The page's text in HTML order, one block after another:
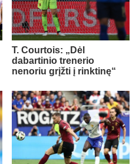
T. Courtois: „Dėl
dabartinio trenerio
nenoriu grįžti į rinktinę“